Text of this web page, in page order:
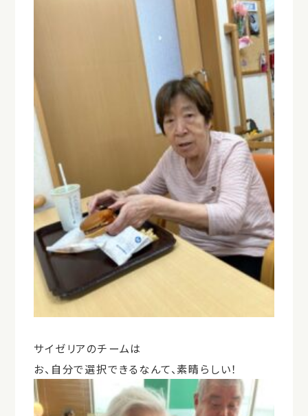
サイゼリアのチームは
お、自分で選択できるなんて、素晴らしい！